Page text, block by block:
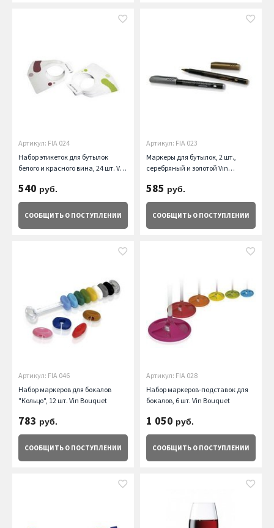
Артикул: FIA 024
Набор этикеток для бутылок
белого и красного вина, 24 шт. Vin
540 руб.
СООБЩИТЬ О ПОСТУПЛЕНИИ
Артикул: FIA 023
Маркеры для бутылок, 2 шт.,
серебряный и золотой Vin
585 руб.
СООБЩИТЬ О ПОСТУПЛЕНИИ
Артикул: FIA 046
Набор маркеров для бокалов
"Кольцо", 12 шт. Vin Bouquet
783 руб.
СООБЩИТЬ О ПОСТУПЛЕНИИ
Артикул: FIA 028
Набор маркеров-подставок для
бокалов, 6 шт. Vin Bouquet
1 050 руб.
СООБЩИТЬ О ПОСТУПЛЕНИИ